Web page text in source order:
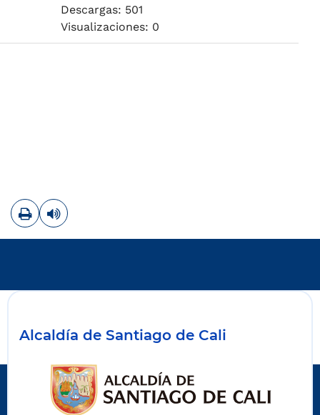
Descargas: 501
Visualizaciones: 0
ImprimirLeer contenido
Alcaldía de Santiago de Cali